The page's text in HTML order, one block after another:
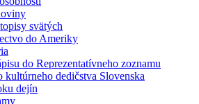
svätých
do Ameriky
do Reprezentatívneho zoznamu
kultúrneho dedičstva Slovenska
dejín